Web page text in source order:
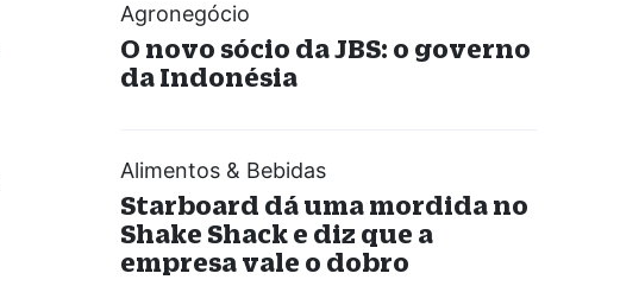
Agronegócio
O novo sócio da JBS: o governo
da Indonésia
Alimentos & Bebidas
Starboard dá uma mordida no
Shake Shack e diz que a
empresa vale o dobro